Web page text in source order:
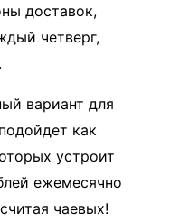
доставок,
четверг,
вариант для
как
устроит
ежемесячно
чаевых!